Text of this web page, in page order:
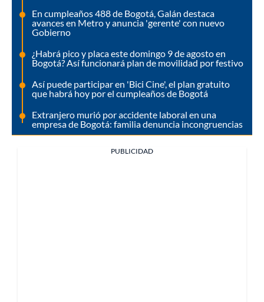
En cumpleaños 488 de Bogotá, Galán destaca
avances en Metro y anuncia 'gerente' con nuevo
Gobierno
¿Habrá pico y placa este domingo 9 de agosto en
Bogotá? Así funcionará plan de movilidad por festivo
Así puede participar en 'Bici Cine', el plan gratuito
que habrá hoy por el cumpleaños de Bogotá
Extranjero murió por accidente laboral en una
empresa de Bogotá: familia denuncia incongruencias
PUBLICIDAD